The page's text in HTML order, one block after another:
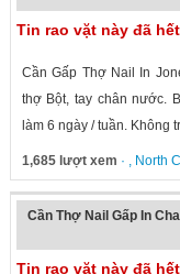
Tin rao vặt này đã
Cần Gấp Thợ Nail In
thợ Bột, tay chân nước.
làm 6 ngày / tuần. Không
1,685 lượt xem · , North
Cần Thợ Nail Gấp In
Tin rao vặt này đã